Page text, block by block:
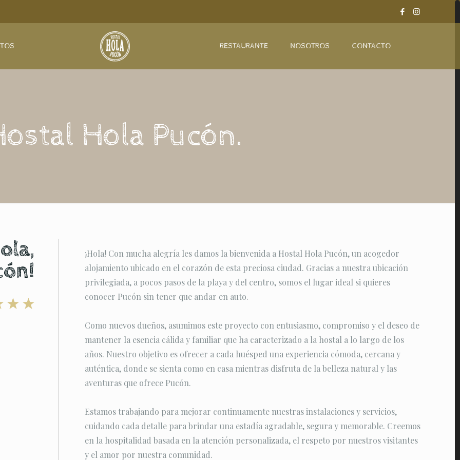
RESTAURANTE NOSOTROS CONTACTO
Hola Pucón.
¡Hola! Con mucha alegría les damos la bienvenida a Hostal Hola Pucón, un acogedor
alojamiento ubicado en el corazón de esta preciosa ciudad. Gracias a nuestra ubicación
privilegiada, a pocos pasos de la playa y del centro, somos el lugar ideal si quieres
conocer Pucón sin tener que andar en auto.
Como nuevos dueños, asumimos este proyecto con entusiasmo, compromiso y el deseo de
mantener la esencia cálida y familiar que ha caracterizado a la hostal a lo largo de los
años. Nuestro objetivo es ofrecer a cada huésped una experiencia cómoda, cercana y
auténtica, donde se sienta como en casa mientras disfruta de la belleza natural y las
aventuras que ofrece Pucón.
Estamos trabajando para mejorar continuamente nuestras instalaciones y servicios,
cuidando cada detalle para brindar una estadía agradable, segura y memorable. Creemos
en la hospitalidad basada en la atención personalizada, el respeto por nuestros visitantes
y el amor por nuestra comunidad.